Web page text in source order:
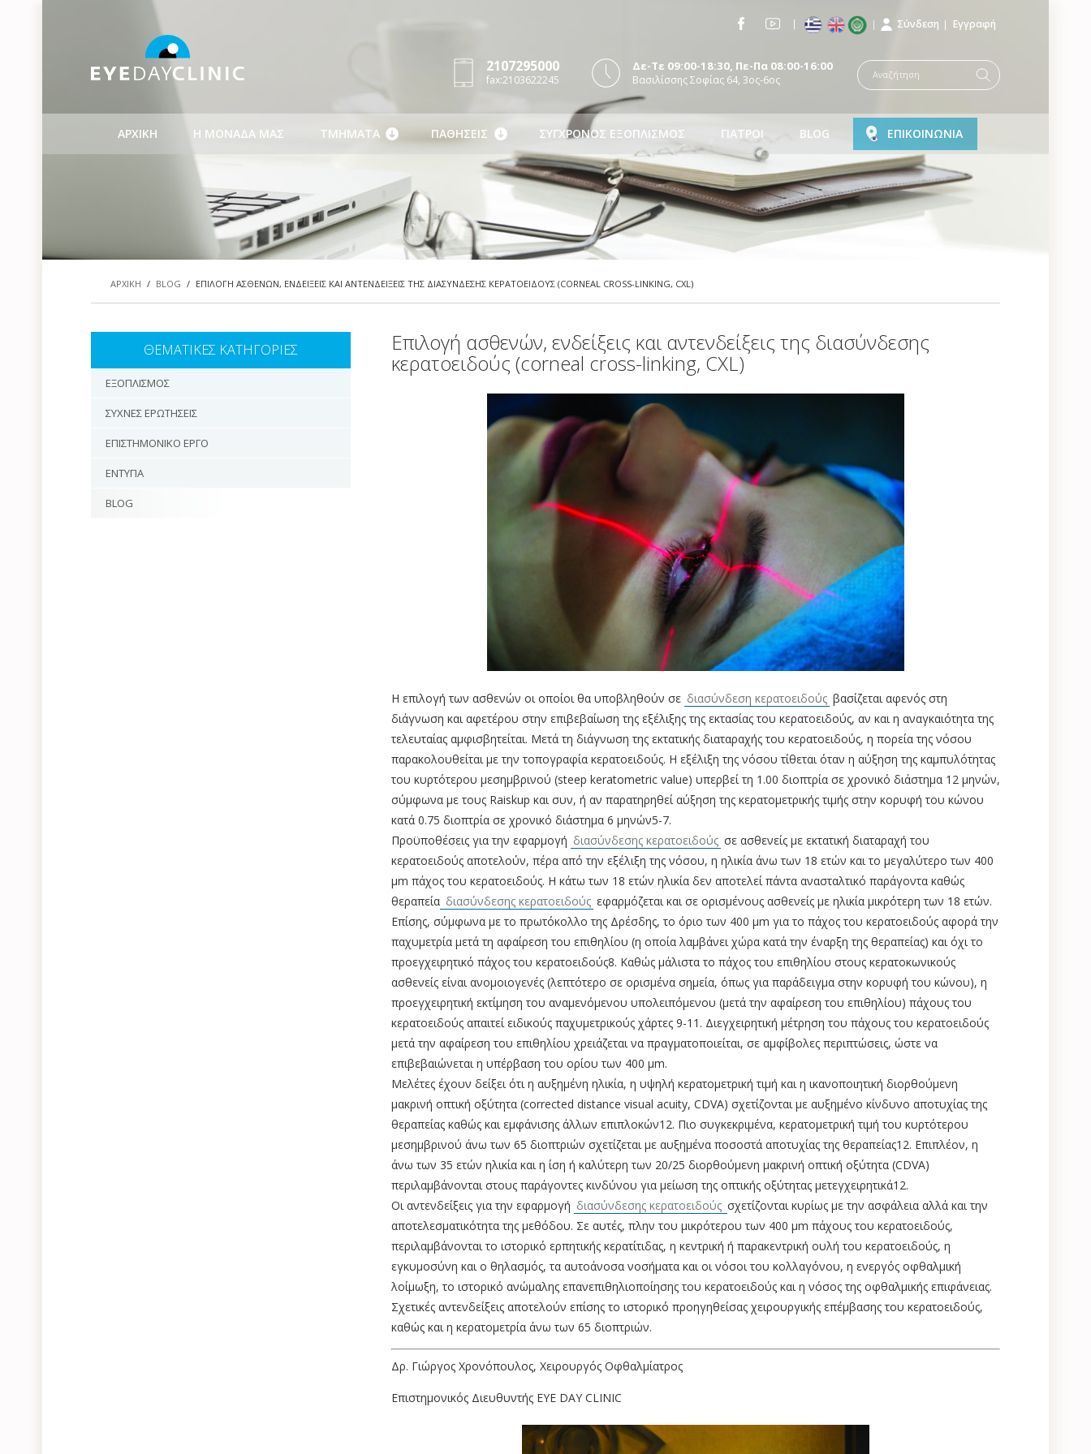
Εγγραφή
Σύνδεση
Δε-Τε 09:00-18:30, Πε-Πα 08:00-16:00
Βασιλίσσης Σοφίας 64, 3ος-6ος
2107295000
fax:2103622245
ΑΡΧΙΚΗ Η ΜΟΝΑΔΑ ΜΑΣ ΤΜΗΜΑΤΑ ΠΑΘΗΣΕΙΣ ΣΥΓΧΡΟΝΟΣ ΕΞΟΠΛΙΣΜΟΣ ΓΙΑΤΡΟΙ BLOG ΕΠΙΚΟΙΝΩΝΙΑ
ΑΡΧΙΚΗ / BLOG / ΕΠΙΛΟΓΗ ΑΣΘΕΝΩΝ, ΕΝΔΕΙΞΕΙΣ ΚΑΙ ΑΝΤΕΝΔΕΙΞΕΙΣ ΤΗΣ ΔΙΑΣΥΝΔΕΣΗΣ ΚΕΡΑΤΟΕΙΔΟΥΣ (CORNEAL CROSS-LINKING, CXL)
ΘΕΜΑΤΙΚΕΣ ΚΑΤΗΓΟΡΙΕΣ
ΕΞΟΠΛΙΣΜΟΣ
ΣΥΧΝΕΣ ΕΡΩΤΗΣΕΙΣ
ΕΠΙΣΤΗΜΟΝΙΚΟ ΕΡΓΟ
ΕΝΤΥΠΑ
BLOG
Επιλογή ασθενών, ενδείξεις και αντενδείξεις της διασύνδεσης
κερατοειδούς (corneal cross-linking, CXL)
Η επιλογή των ασθενών οι οποίοι θα υποβληθούν σε διασύνδεση κερατοειδούς βασίζεται αφενός στη
διάγνωση και αφετέρου στην επιβεβαίωση της εξέλιξης της εκτασίας του κερατοειδούς, αν και η αναγκαιότητα της
τελευταίας αμφισβητείται. Μετά τη διάγνωση της εκτατικής διαταραχής του κερατοειδούς, η πορεία της νόσου
παρακολουθείται με την τοπογραφία κερατοειδούς. Η εξέλιξη της νόσου τίθεται όταν η αύξηση της καμπυλότητας
του κυρτότερου μεσημβρινού (steep keratometric value) υπερβεί τη 1.00 διοπτρία σε χρονικό διάστημα 12 μηνών,
σύμφωνα με τους Raiskup και συν, ή αν παρατηρηθεί αύξηση της κερατομετρικής τιμής στην κορυφή του κώνου
κατά 0.75 διοπτρία σε χρονικό διάστημα 6 μηνών5-7.
Προϋποθέσεις για την εφαρμογή διασύνδεσης κερατοειδούς σε ασθενείς με εκτατική διαταραχή του
κερατοειδούς αποτελούν, πέρα από την εξέλιξη της νόσου, η ηλικία άνω των 18 ετών και το μεγαλύτερο των 400
μm πάχος του κερατοειδούς. Η κάτω των 18 ετών ηλικία δεν αποτελεί πάντα ανασταλτικό παράγοντα καθώς
θεραπεία διασύνδεσης κερατοειδούς εφαρμόζεται και σε ορισμένους ασθενείς με ηλικία μικρότερη των 18 ετών.
Επίσης, σύμφωνα με το πρωτόκολλο της Δρέσδης, το όριο των 400 μm για το πάχος του κερατοειδούς αφορά την
παχυμετρία μετά τη αφαίρεση του επιθηλίου (η οποία λαμβάνει χώρα κατά την έναρξη της θεραπείας) και όχι το
προεγχειρητικό πάχος του κερατοειδούς8. Καθώς μάλιστα το πάχος του επιθηλίου στους κερατοκωνικούς
ασθενείς είναι ανομοιογενές (λεπτότερο σε ορισμένα σημεία, όπως για παράδειγμα στην κορυφή του κώνου), η
προεγχειρητική εκτίμηση του αναμενόμενου υπολειπόμενου (μετά την αφαίρεση του επιθηλίου) πάχους του
κερατοειδούς απαιτεί ειδικούς παχυμετρικούς χάρτες 9-11. Διεγχειρητική μέτρηση του πάχους του κερατοειδούς
μετά την αφαίρεση του επιθηλίου χρειάζεται να πραγματοποιείται, σε αμφίβολες περιπτώσεις, ώστε να
επιβεβαιώνεται η υπέρβαση του ορίου των 400 μm.
Μελέτες έχουν δείξει ότι η αυξημένη ηλικία, η υψηλή κερατομετρική τιμή και η ικανοποιητική διορθούμενη
μακρινή οπτική οξύτητα (corrected distance visual acuity, CDVA) σχετίζονται με αυξημένο κίνδυνο αποτυχίας της
θεραπείας καθώς και εμφάνισης άλλων επιπλοκών12. Πιο συγκεκριμένα, κερατομετρική τιμή του κυρτότερου
μεσημβρινού άνω των 65 διοπτριών σχετίζεται με αυξημένα ποσοστά αποτυχίας της θεραπείας12. Επιπλέον, η
άνω των 35 ετών ηλικία και η ίση ή καλύτερη των 20/25 διορθούμενη μακρινή οπτική οξύτητα (CDVA)
περιλαμβάνονται στους παράγοντες κινδύνου για μείωση της οπτικής οξύτητας μετεγχειρητικά12.
Οι αντενδείξεις για την εφαρμογή διασύνδεσης κερατοειδούς σχετίζονται κυρίως με την ασφάλεια αλλά και την
αποτελεσματικότητα της μεθόδου. Σε αυτές, πλην του μικρότερου των 400 μm πάχους του κερατοειδούς,
περιλαμβάνονται το ιστορικό ερπητικής κερατίτιδας, η κεντρική ή παρακεντρική ουλή του κερατοειδούς, η
εγκυμοσύνη και ο θηλασμός, τα αυτοάνοσα νοσήματα και οι νόσοι του κολλαγόνου, η ενεργός οφθαλμική
λοίμωξη, το ιστορικό ανώμαλης επανεπιθηλιοποίησης του κερατοειδούς και η νόσος της οφθαλμικής επιφάνειας.
Σχετικές αντενδείξεις αποτελούν επίσης το ιστορικό προηγηθείσας χειρουργικής επέμβασης του κερατοειδούς,
καθώς και η κερατομετρία άνω των 65 διοπτριών.
Δρ. Γιώργος Χρονόπουλος, Χειρουργός Οφθαλμίατρος
Επιστημονικός Διευθυντής EYE DAY CLINIC